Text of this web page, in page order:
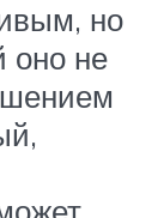
но
оно не